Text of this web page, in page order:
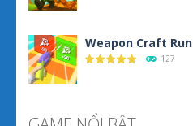
Weapon Craft Run
127
Skibidi Toilet cổ dài